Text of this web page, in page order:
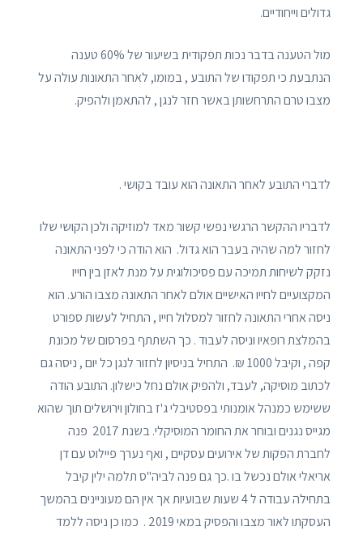
גדולים וייחודיים.
מול הטענה בדבר נכות תפקודית בשיעור של 60% טענה
הנתבעת כי תפקודו של התובע , במומו, לאחר התאונות עולה על
מצבו טרם התרחשותן באשר חזר לנגן , להתאמן ולהפיק.
לדברי התובע לאחר התאונה הוא עובד בקושי .
לדבריו ההקשר הרגשי נפשי קשור מאד למוזיקה ולכן הקושי שלו
לחזור למה שהיה בעבר הוא גדול. הוא הודה כי לפני התאונה
נזקק לשיחות תמיכה עם פסיכולוגית על מנת לאזן בין חייו
המקצועיים לחייו האישיים אולם לאחר התאונה מצבו הורע. הוא
ניסה אחרי התאונה לחזור למסלול חייו , התחיל לעשות ספורט
בהמלצת רופאיו וניסה לעבוד . כך השתתף בפרסום של מכונת
קפה , וקיבל 1000 ₪. התחיל בניסיון לחזור לנגן כל יום , ניסה גם
לכתוב מוסיקה, לעבד, ולהפיק אולם נחל כישלון. התובע הודה
ששימש כמנהל אומנותי בפסטיבלי ג'ז בחולון וירושלים תוך שהוא
מגייס נגנים ובוחר את החומר המוסיקלי. בשנת 2017 פנה
לחברת הפקות של אירועים עסקיים , ואף נערך פיילוט עם דן
אריאלי אולם נכשל בו .כך גם פנה לביה"ס תלמה ילין קיבל
בתחילה עבודה ל 4 שעות שבועיות אך אין הם מעוניינים בהמשך
העסקתו לאור מצבו והפסיק במאי 2019 . כמו כן ניסה ללמד